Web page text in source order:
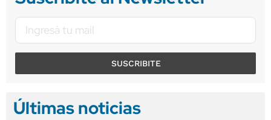
SUSCRIBITE
Últimas noticias